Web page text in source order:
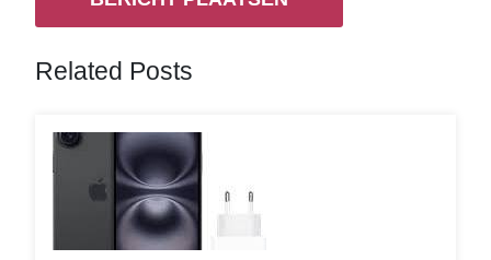
Related Posts